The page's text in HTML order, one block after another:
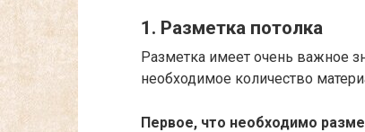
1. Разметка потолка
Разметка имеет очень важное
необходимое количество
Первое, что необходимо